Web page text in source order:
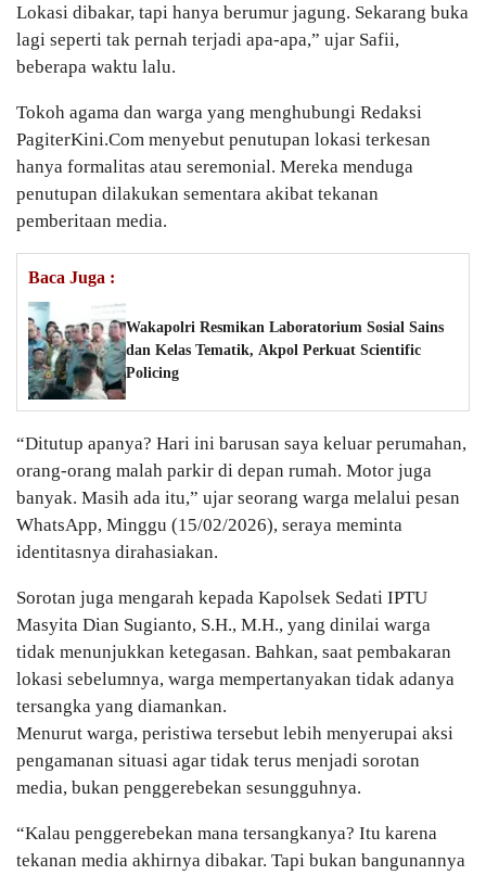
Lokasi dibakar, tapi hanya berumur jagung. Sekarang buka
lagi seperti tak pernah terjadi apa-apa,” ujar Safii,
beberapa waktu lalu.
Tokoh agama dan warga yang menghubungi Redaksi
PagiterKini.Com menyebut penutupan lokasi terkesan
hanya formalitas atau seremonial. Mereka menduga
penutupan dilakukan sementara akibat tekanan
pemberitaan media.
Baca Juga :
Wakapolri Resmikan Laboratorium Sosial Sains
dan Kelas Tematik, Akpol Perkuat Scientific
Policing
“Ditutup apanya? Hari ini barusan saya keluar perumahan,
orang-orang malah parkir di depan rumah. Motor juga
banyak. Masih ada itu,” ujar seorang warga melalui pesan
WhatsApp, Minggu (15/02/2026), seraya meminta
identitasnya dirahasiakan.
Sorotan juga mengarah kepada Kapolsek Sedati IPTU
Masyita Dian Sugianto, S.H., M.H., yang dinilai warga
tidak menunjukkan ketegasan. Bahkan, saat pembakaran
lokasi sebelumnya, warga mempertanyakan tidak adanya
tersangka yang diamankan.
Menurut warga, peristiwa tersebut lebih menyerupai aksi
pengamanan situasi agar tidak terus menjadi sorotan
media, bukan penggerebekan sesungguhnya.
“Kalau penggerebekan mana tersangkanya? Itu karena
tekanan media akhirnya dibakar. Tapi bukan bangunannya